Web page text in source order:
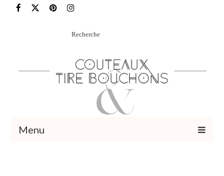
Rechercher
Menu